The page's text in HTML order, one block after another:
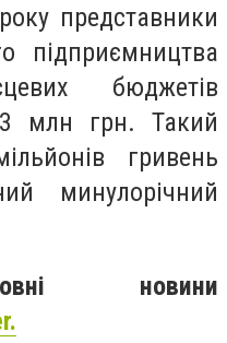
представники
підприємництва
бюджетів
млн грн. Такий
гривень
минулорічний
новини